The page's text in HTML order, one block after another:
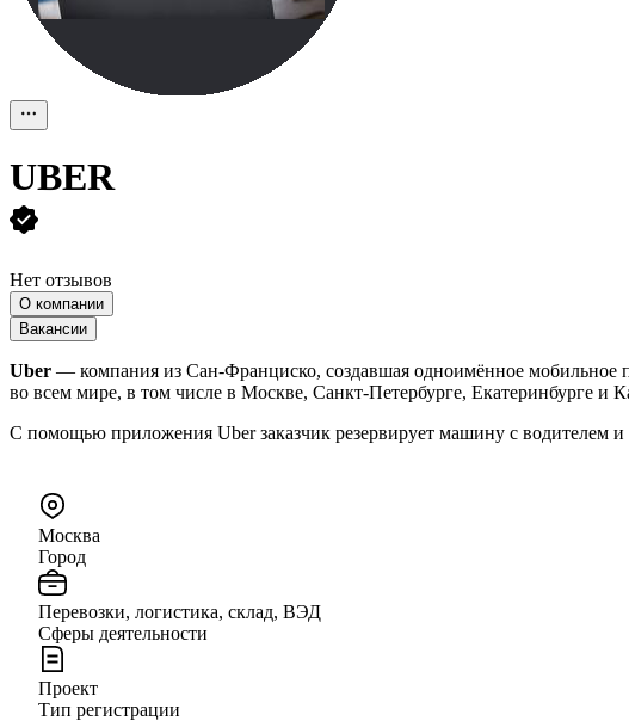
UBER
Нет отзывов
О компании
Вакансии
Uber — компания из Сан-Франциско, создавшая одноимённое мобильное
во всем мире, в том числе в Москве, Санкт-Петербурге, Екатеринбурге и
С помощью приложения Uber заказчик резервирует машину с водителем
Москва
Город
Перевозки, логистика, склад, ВЭД
Сферы деятельности
Проект
Тип регистрации